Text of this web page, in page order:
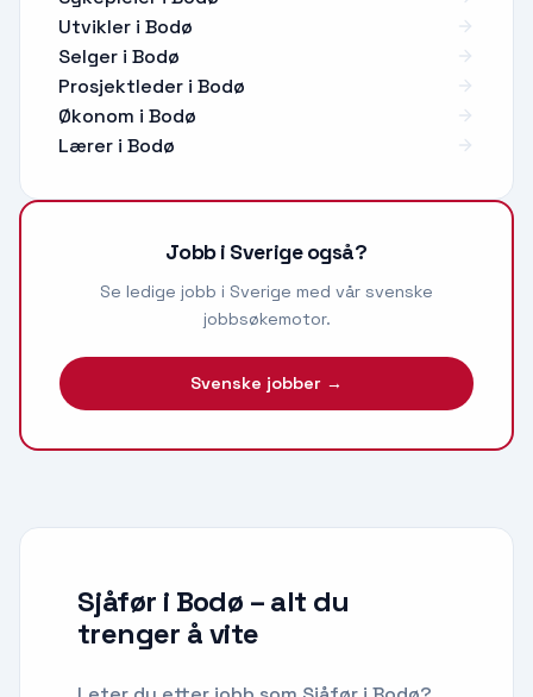
Utvikler i Bodø
Selger i Bodø
Prosjektleder i Bodø
Økonom i Bodø
Lærer i Bodø
Jobb i Sverige også?
Se ledige jobb i Sverige med vår svenske
jobbsøkemotor.
Svenske jobber →
Sjåfør i Bodø – alt du
trenger å vite